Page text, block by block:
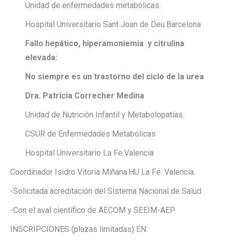
Unidad de enfermedades metabólicas.
Hospital Universitario Sant Joan de Deu.Barcelona
Fallo hepático, hiperamoniemia y citrulina
elevada:
No siempre es un trastorno del ciclo de la urea
Dra. Patricia Correcher Medina
Unidad de Nutrición Infantil y Metabolopatías.
CSUR de Enfermedades Metabólicas
Hospital Universitario La Fe.Valencia
Coordinador Isidro Vitoria Miñana.HU La Fe. Valencia.
-Solicitada acreditación del Sistema Nacional de Salud
-Con el aval científico de AECOM y SEEIM-AEP
INSCRIPCIONES (plazas limitadas) EN: